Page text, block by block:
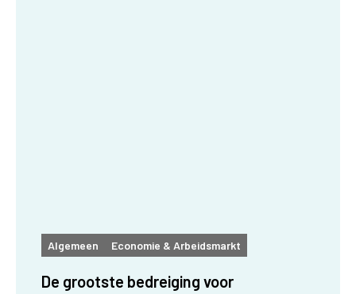
De grootste bedreiging voor
Algemeen Economie & Arbeidsmarkt